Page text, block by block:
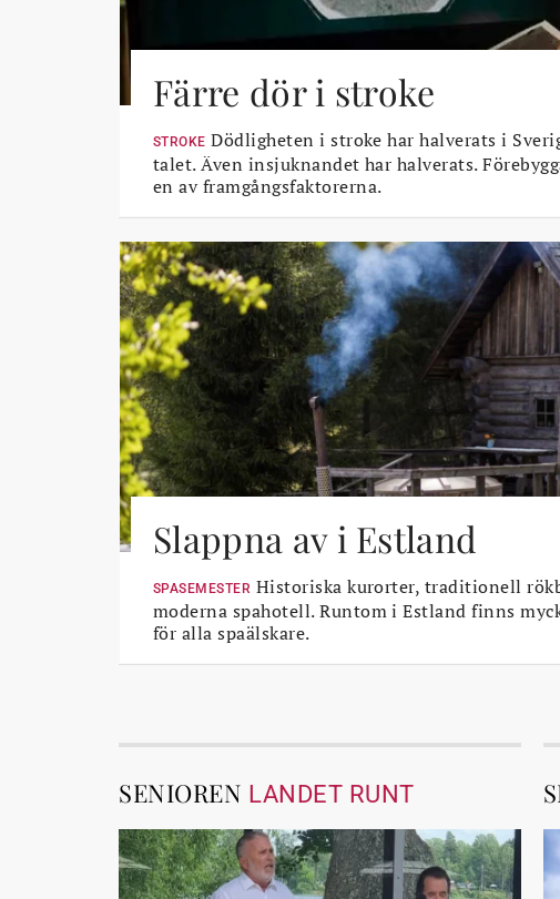
Färre dör i stroke
STROKE Dödligheten i stroke har halverats i
talet. Även insjuknandet har halverats.
en av framgångsfaktorerna.
Slappna av i Estland
SPASEMESTER Historiska kurorter, traditionell
moderna spahotell. Runtom i Estland finns
för alla spaälskare.
SENIOREN LANDET RUNT